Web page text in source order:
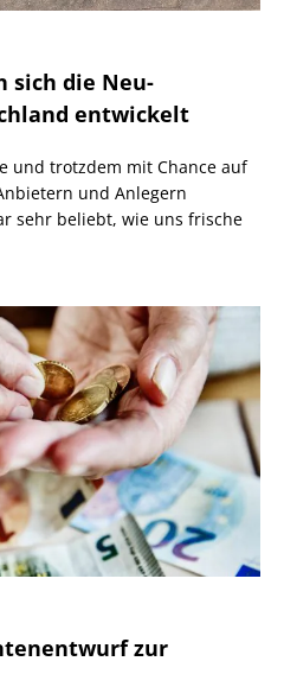
sich die Neu-
entwickelt
und trotzdem mit Chance auf
und Anlegern
sehr beliebt, wie uns frische
zur